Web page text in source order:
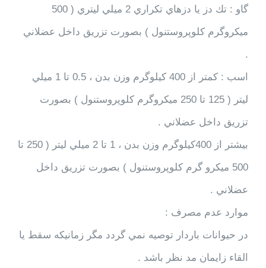
گاو : تك دز يا دزهاي تكراري 2 ميلي ليتري ( 500
ميكروگرم كلوپروستنول ) بصورت تزريق داخل عضلاني
.
اسب : كمتر از 400 كيلوگرم وزن بدن ، 0.5 تا 1 ميلي
ليتر ( 125 تا 250 ميكروگرم كلوپروستنول ) بصورت
تزريق داخل عضلاني .
بيشتر از 400كيلوگرم وزن بدن ، 1 تا 2 ميلي ليتر ( 250 تا
500 ميكرو گرم كلوپروستنول ) بصورت تزريق داخل
عضلاني .
موارد عدم مصرف :
در حيوانات باردار توصيه نمي گردد مگر زمانيكه سقط يا
القاء زايمان مد نظر باشد .